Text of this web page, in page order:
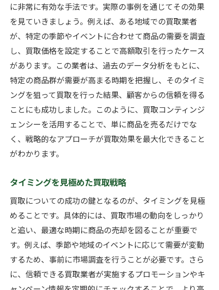
ライバル業者の動きから学ぶ市場分析
分析結果に基づく買取戦略の修正
市場分析を活用したリスク管理と機会の創
出
買取前のメンテナンスが価格に与える影響
メンテナンスの効果とその重要性
自宅でできる簡単なメンテナンス法
プロによるメンテナンスのメリット
メンテナンスが買取価格に与える具体的効
果
メンテナンス履歴の記録がもたらす信頼性
買取タイミングを見極めて利益を最大化
市場の変動に対応した最適な売却時期
需給バランスを考慮したタイミング選び
時期による買取価格の変動要因
買取タイミングの見極め方と実践例
に非常に有効な手法です。実際の事例を通じてその効果
を見ていきましょう。例えば、ある地域での買取業者
が、特定の季節やイベントに合わせて商品の需要を調査
し、買取価格を設定することで高額取引を行ったケース
があります。この業者は、過去のデータ分析をもとに、
特定の商品群が需要が高まる時期を把握し、そのタイミ
ングを狙って買取を行った結果、顧客からの信頼を得る
ことにも成功しました。このように、買取コンティンジ
ェンシーを活用することで、単に商品を売るだけでな
く、戦略的なアプローチが買取効果を最大化できること
がわかります。
タイミングを見極めた買取戦略
買取についての成功の鍵となるのが、タイミングを見極
めることです。具体的には、買取市場の動向をしっかり
と追い、最適な時期に商品の売却を図ることが重要で
す。例えば、季節や地域のイベントに応じて需要が変動
するため、事前に市場調査を行うことが必要です。さら
に、信頼できる買取業者が実施するプロモーションやキ